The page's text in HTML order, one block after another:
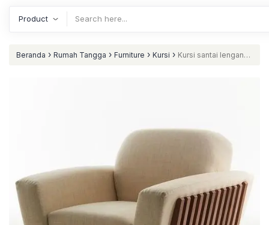
Beranda › Rumah Tangga › Furniture › Kursi › Kursi santai lengan